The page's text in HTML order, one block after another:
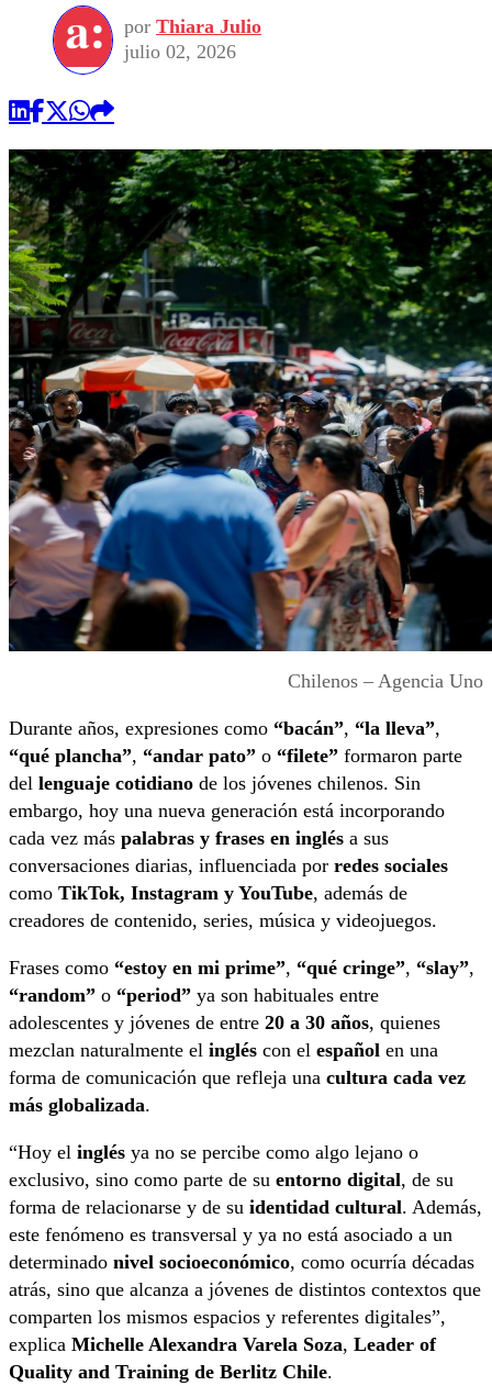
por Thiara Julio
julio 02, 2026
Chilenos – Agencia Uno
Durante años, expresiones como “bacán”, “la lleva”,
“qué plancha”, “andar pato” o “filete” formaron parte
del lenguaje cotidiano de los jóvenes chilenos. Sin
embargo, hoy una nueva generación está incorporando
cada vez más palabras y frases en inglés a sus
conversaciones diarias, influenciada por redes sociales
como TikTok, Instagram y YouTube, además de
creadores de contenido, series, música y videojuegos.
Frases como “estoy en mi prime”, “qué cringe”, “slay”,
“random” o “period” ya son habituales entre
adolescentes y jóvenes de entre 20 a 30 años, quienes
mezclan naturalmente el inglés con el español en una
forma de comunicación que refleja una cultura cada vez
más globalizada.
“Hoy el inglés ya no se percibe como algo lejano o
exclusivo, sino como parte de su entorno digital, de su
forma de relacionarse y de su identidad cultural. Además,
este fenómeno es transversal y ya no está asociado a un
determinado nivel socioeconómico, como ocurría décadas
atrás, sino que alcanza a jóvenes de distintos contextos que
comparten los mismos espacios y referentes digitales”,
explica Michelle Alexandra Varela Soza, Leader of
Quality and Training de Berlitz Chile.